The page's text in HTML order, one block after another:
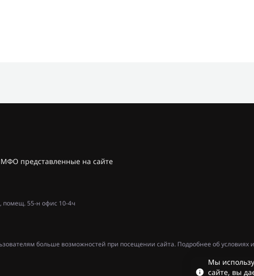
МФО представленные на сайте
помещ. 55-н офис 10-4ч
больше возможностей при посещении сайта. Подробнее об условиях
Мы
сайте, вы